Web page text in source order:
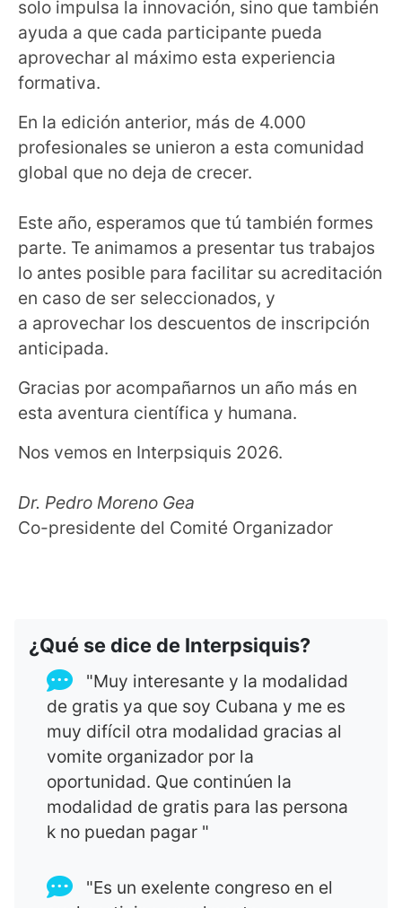
solo impulsa la innovación, sino que también
ayuda a que cada participante pueda
aprovechar al máximo esta experiencia
formativa.
En la edición anterior, más de 4.000
profesionales se unieron a esta comunidad
global que no deja de crecer.
Este año, esperamos que tú también formes
parte. Te animamos a presentar tus trabajos
lo antes posible para facilitar su acreditación
en caso de ser seleccionados, y
a aprovechar los descuentos de inscripción
anticipada.
Gracias por acompañarnos un año más en
esta aventura científica y humana.
Nos vemos en Interpsiquis 2026.
Dr. Pedro Moreno Gea
Co-presidente del Comité Organizador
¿Qué se dice de Interpsiquis?
"Muy interesante y la modalidad
de gratis ya que soy Cubana y me es
muy difícil otra modalidad gracias al
vomite organizador por la
oportunidad. Que continúen la
modalidad de gratis para las persona
k no puedan pagar "
"Es un exelente congreso en el